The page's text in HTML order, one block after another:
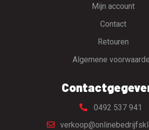
Mijn account
Contact
Retouren
Algemene
0492 537 941